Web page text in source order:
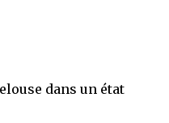
dans un état